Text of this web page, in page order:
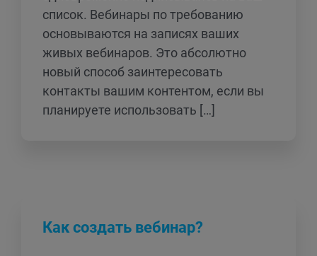
список. Вебинары по требованию
основываются на записях ваших
живых вебинаров. Это абсолютно
новый способ заинтересовать
контакты вашим контентом, если вы
планируете использовать […]
Как создать вебинар?